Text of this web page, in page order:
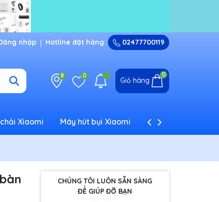
nhập Hotline đặt hàng: 02477700119
8 0
Giỏ hàng
0
Xiaomi Máy hút bụi Xiaomi Máy tạo ẩm Xiaomi
CHÚNG TÔI LUÔN SẴN SÀNG
ĐỂ GIÚP ĐỠ BẠN